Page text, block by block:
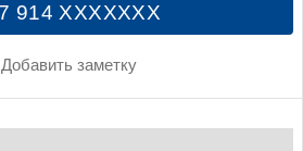
914 XXXXXXX
Добавить заметку